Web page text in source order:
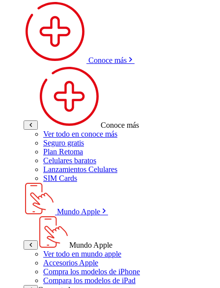
Conoce más
Conoce más
Ver todo en conoce más
Seguro gratis
Plan Retoma
Celulares baratos
Lanzamientos Celulares
SIM Cards
Mundo Apple
Mundo Apple
Ver todo en mundo apple
Accesorios Apple
Compra los modelos de iPhone
Compara los modelos de iPad